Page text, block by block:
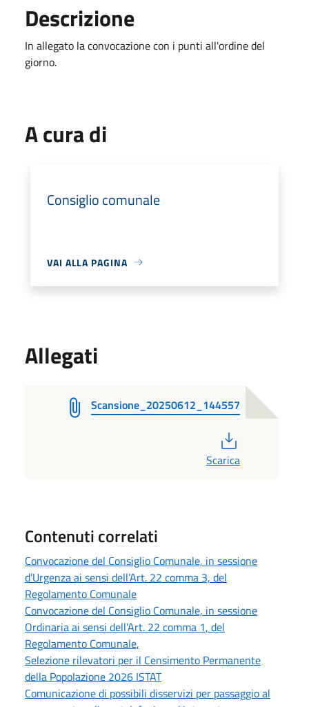
Descrizione
In allegato la convocazione con i punti all'ordine del
giorno.
A cura di
Consiglio comunale
VAI ALLA PAGINA
Allegati
Scansione_20250612_144557
Scarica
Contenuti correlati
Convocazione del Consiglio Comunale, in sessione
d’Urgenza ai sensi dell’Art. 22 comma 3, del
Regolamento Comunale
Convocazione del Consiglio Comunale, in sessione
Ordinaria ai sensi dell’Art. 22 comma 1, del
Regolamento Comunale,
Selezione rilevatori per il Censimento Permanente
della Popolazione 2026 ISTAT
Comunicazione di possibili disservizi per passaggio al